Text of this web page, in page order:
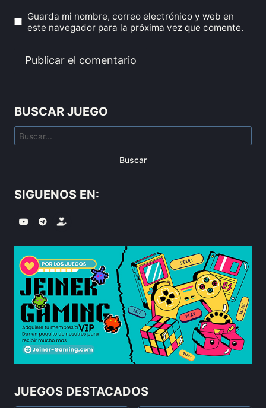
Guarda mi nombre, correo electrónico y web en
este navegador para la próxima vez que comente.
BUSCAR JUEGO
Buscar
SIGUENOS EN:
JUEGOS DESTACADOS